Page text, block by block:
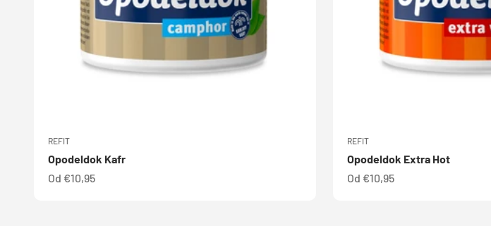
REFIT
Opodeldok Kafr
Predajná cena
Od €10,95
REFIT
Opodeldok Extra Hot
Predajná cena
Od €10,95